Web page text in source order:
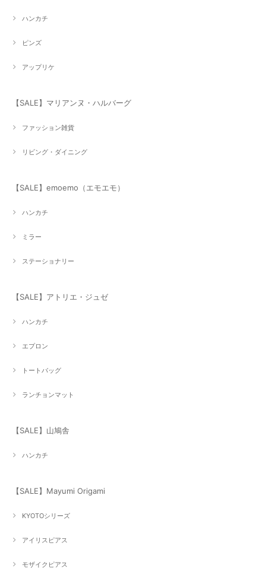
ハンカチ
ピンズ
アップリケ
【SALE】マリアンヌ・ハルバーグ
ファッション雑貨
リビング・ダイニング
【SALE】emoemo（エモエモ）
ハンカチ
ミラー
ステーショナリー
【SALE】アトリエ・ジュゼ
ハンカチ
エプロン
トートバッグ
ランチョンマット
【SALE】山鳩舎
ハンカチ
【SALE】Mayumi Origami
KYOTOシリーズ
アイリスピアス
モザイクピアス